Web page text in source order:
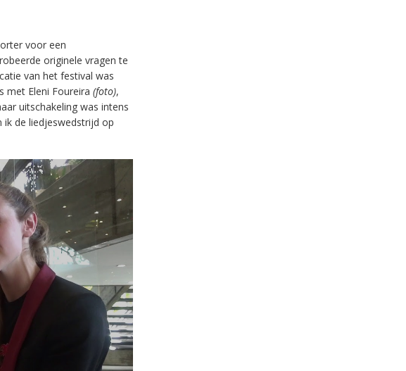
voor een
originele vragen te
van het festival was
met Eleni Foureira (foto),
uitschakeling was intens
de liedjeswedstrijd op